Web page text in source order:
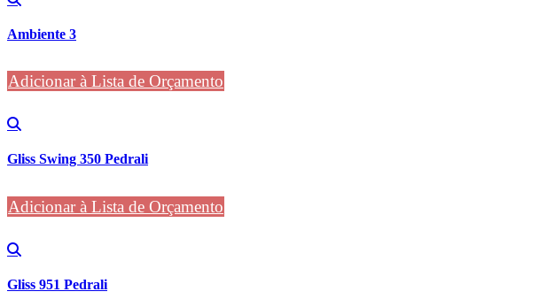
Ambiente 3
Adicionar à Lista de Orçamento
Gliss Swing 350 Pedrali
Adicionar à Lista de Orçamento
Gliss 951 Pedrali